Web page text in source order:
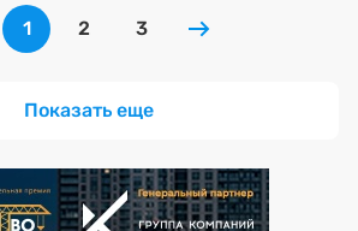
1 2 3
Показать еще